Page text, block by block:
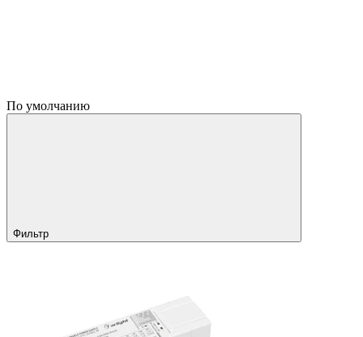
По умолчанию
Фильтр